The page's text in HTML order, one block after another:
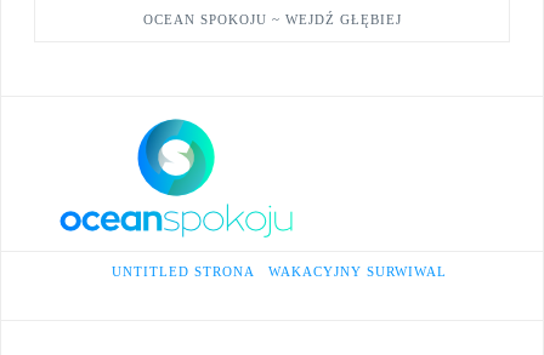
OCEAN SPOKOJU ~ WEJDŹ GŁĘBIEJ
HOME
UNTITLED STRONA WAKACYJNY SURWIWAL